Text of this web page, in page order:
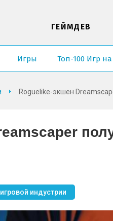
ГЕЙМДЕВ
Игры Топ-100 Игр
Roguelike-экшен
индустрии